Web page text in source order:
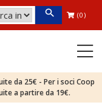
(0)
da 25€ - Per i soci Coop
a partire da 19€.